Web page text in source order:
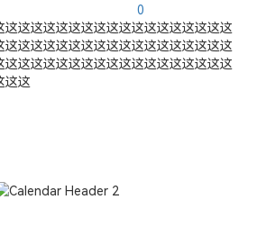
0
这这这这这这这这这这这这这这这这这
这这这这这这这这这这这这这这这这这
这这这这这这这这这这这这这这这这这
这这